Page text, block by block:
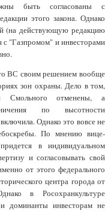
быть согласованы с
этого закона. Однако
(на действующую редакцию
с "Газпромом" и инвесторами
ВС своим решением вообще
зон охраны. Дело в том,
Смольного отменены, а
по высотности
Однако это вовсе не
По мнению вице-
в индивидуальном
и согласовывать свой
от этого федерального
центра города от
в Росохранкультуре
доминанты инвесторам не